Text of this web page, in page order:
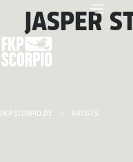
FKP SCORPIO.DE ARTISTS
JASPER